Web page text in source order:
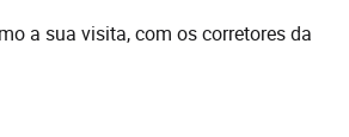
a sua visita, com os corretores da